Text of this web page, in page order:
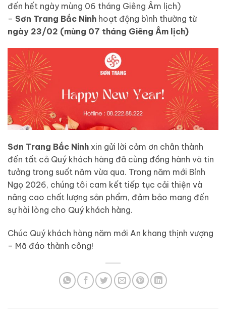
đến hết ngày mùng 06 tháng Giêng Âm lịch)
– Sơn Trang Bắc Ninh hoạt động bình thường từ
ngày 23/02 (mùng 07 tháng Giêng Âm lịch)
Sơn Trang Bắc Ninh xin gửi lời cảm ơn chân thành
đến tất cả Quý khách hàng đã cùng đồng hành và tin
tưởng trong suốt năm vừa qua. Trong năm mới Bính
Ngọ 2026, chúng tôi cam kết tiếp tục cải thiện và
nâng cao chất lượng sản phẩm, đảm bảo mang đến
sự hài lòng cho Quý khách hàng.
Chúc Quý khách hàng năm mới An khang thịnh vượng
– Mã đáo thành công!